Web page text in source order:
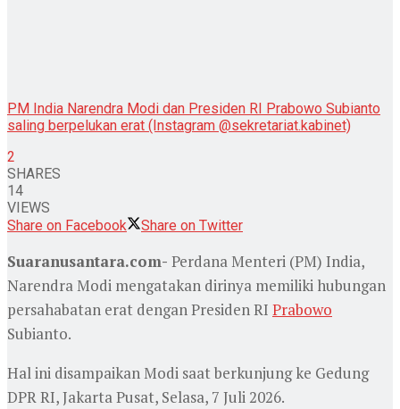
PM India Narendra Modi dan Presiden RI Prabowo Subianto
saling berpelukan erat (Instagram @sekretariat.kabinet)
2
SHARES
14
VIEWS
Share on Facebook
Share on Twitter
Suaranusantara.com- Perdana Menteri (PM) India,
Narendra Modi mengatakan dirinya memiliki hubungan
persahabatan erat dengan Presiden RI Prabowo
Subianto.
Hal ini disampaikan Modi saat berkunjung ke Gedung
DPR RI, Jakarta Pusat, Selasa, 7 Juli 2026.